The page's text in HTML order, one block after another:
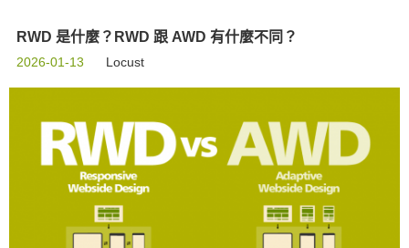
RWD 是什麼？RWD 跟 AWD 有什麼不同？
2026-01-13 Locust